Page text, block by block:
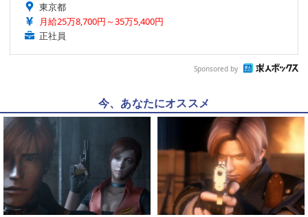
東京都
月給25万8,700円～35万5,400円
正社員
Sponsored by
今、あなたにオススメ